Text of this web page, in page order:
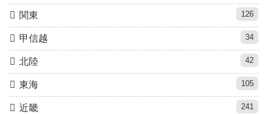
関東 126
甲信越 34
北陸 42
東海 105
近畿 241